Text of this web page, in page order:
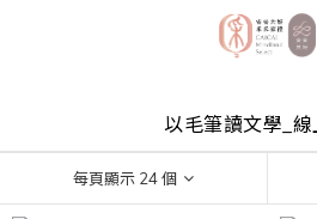
以毛筆讀文學_線
每頁顯示 24 個